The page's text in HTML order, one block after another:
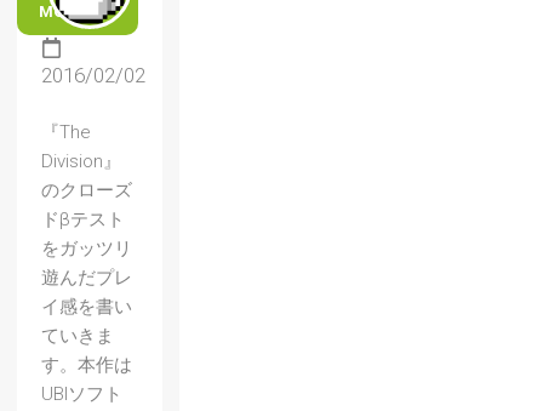
MORE
2016/02/02
『The
Division』
のクローズ
ドβテスト
をガッツリ
遊んだプレ
イ感を書い
ていきま
す。本作は
UBIソフト